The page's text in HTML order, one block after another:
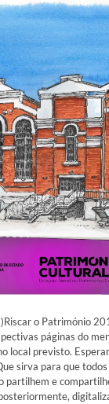
o Património
páginas do
local previsto.
sirva para que
partilhem e